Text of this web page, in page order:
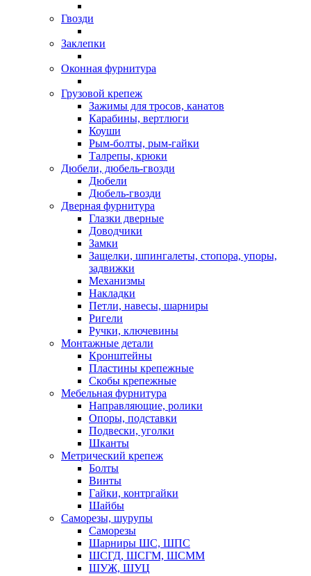
Гвозди
Заклепки
Оконная фурнитура
Грузовой крепеж
Зажимы для тросов, канатов
Карабины, вертлюги
Коуши
Рым-болты, рым-гайки
Талрепы, крюки
Дюбели, дюбель-гвозди
Дюбели
Дюбель-гвозди
Дверная фурнитура
Глазки дверные
Доводчики
Замки
Защелки, шпингалеты, стопора, упоры,
задвижки
Механизмы
Накладки
Петли, навесы, шарниры
Ригели
Ручки, ключевины
Монтажные детали
Кронштейны
Пластины крепежные
Скобы крепежные
Мебельная фурнитура
Направляющие, ролики
Опоры, подставки
Подвески, уголки
Шканты
Метрический крепеж
Болты
Винты
Гайки, контргайки
Шайбы
Саморезы, шурупы
Саморезы
Шарниры ШС, ШПС
ШСГД, ШСГМ, ШСММ
ШУЖ, ШУЦ